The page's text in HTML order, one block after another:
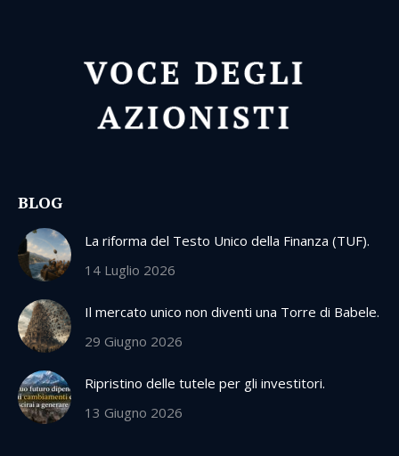
BLOG
La riforma del Testo Unico della Finanza (TUF).
14 Luglio 2026
Il mercato unico non diventi una Torre di Babele.
29 Giugno 2026
Ripristino delle tutele per gli investitori.
13 Giugno 2026